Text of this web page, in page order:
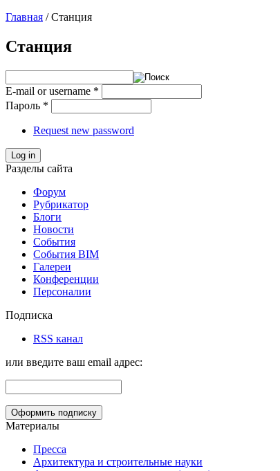
Главная / Станция
Станция
E-mail or username *
Пароль *
Request new password
Log in
Разделы сайта
Форум
Рубрикатор
Блоги
Новости
События
События BIM
Галереи
Конференции
Персоналии
Подписка
RSS канал
или введите ваш email адрес:
Материалы
Пресса
Архитектура и строительные науки